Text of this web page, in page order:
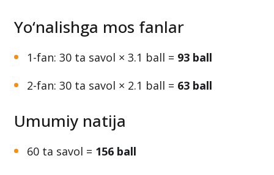
Yo‘nalishga mos fanlar
1-fan: 30 ta savol × 3.1 ball = 93 ball
2-fan: 30 ta savol × 2.1 ball = 63 ball
Umumiy natija
60 ta savol = 156 ball